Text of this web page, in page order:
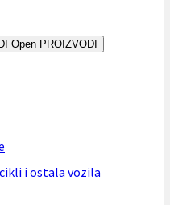
Open PROIZVODI
i ostala vozila